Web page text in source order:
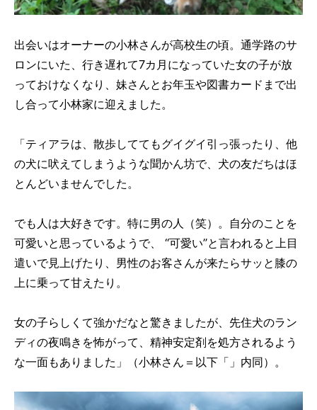
出会いはオーナーの小林さんが高校生の頃。通学路のサ
ロンにいた、行き遅れて7カ月になっていた女の子が放
っておけなくなり、妹さんとお年玉や図書カードまで出
し合って小林家に迎えました。
「ティアラは、散歩しててもグイグイ引っ張ったり、他
の犬に吠えてしまうような聞かん坊で、犬の友だちはほ
とんどいませんでした。
でも人は大好きです。特に男の人（笑）。自分のことを
可愛いと思っているようで、 “可愛い”と言われると上目
遣いで見上げたり、男性のお客さんが来たらサッと膝の
上に乗って甘えたり。
女の子らしくて強かだなと驚きましたが、先住犬のラン
ディの夜鳴きを怖がって、精神安定剤を処方されるよう
な一面もありました」（小林さん＝以下「」内同）。